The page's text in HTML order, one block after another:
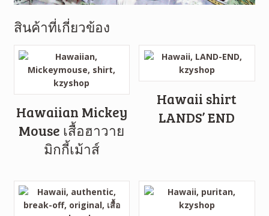
สินค้าที่เกี่ยวข้อง
Hawaiian Mickey
Mouse เสื้อฮาวาย
มิกกี้เม้าส์
Hawaii shirt
LANDS’ END